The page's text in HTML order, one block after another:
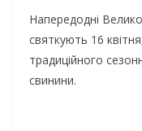
Напередодні
святкують 16
традиційного
свинини.